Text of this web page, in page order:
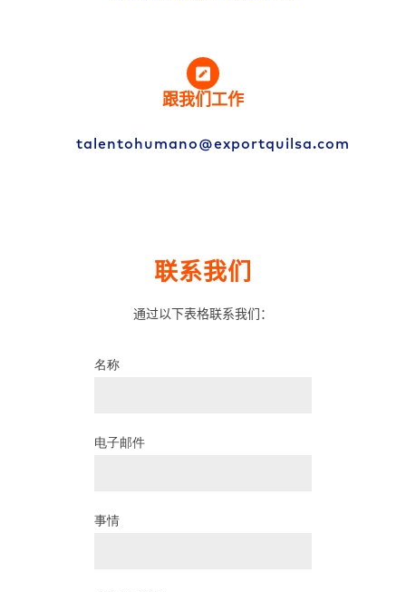
跟我们工作
talentohumano@exportquilsa.com
联系我们
通过以下表格联系我们：
名称
电子邮件
事情